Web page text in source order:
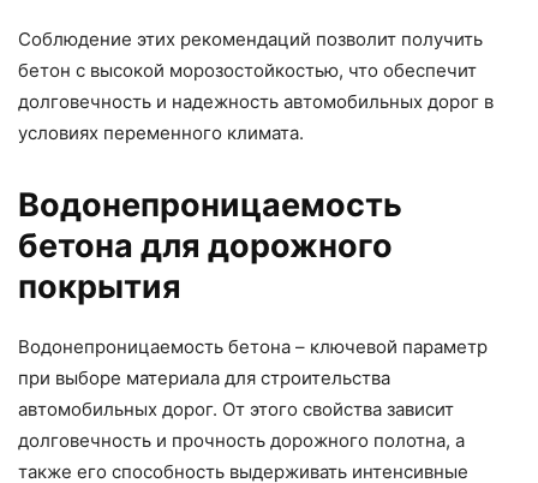
Соблюдение этих рекомендаций позволит получить
бетон с высокой морозостойкостью, что обеспечит
долговечность и надежность автомобильных дорог в
условиях переменного климата.
Водонепроницаемость
бетона для дорожного
покрытия
Водонепроницаемость бетона – ключевой параметр
при выборе материала для строительства
автомобильных дорог. От этого свойства зависит
долговечность и прочность дорожного полотна, а
также его способность выдерживать интенсивные